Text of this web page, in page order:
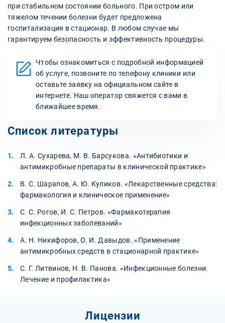
при стабильном состоянии больного. При остром или
тяжелом течении болезни будет предложена
госпитализация в стационар. В любом случае мы
гарантируем безопасность и эффективность процедуры.
Чтобы ознакомиться с подробной информацией
об услуге, позвоните по телефону клиники или
оставьте заявку на официальном сайте в
интернете. Наш оператор свяжется с вами в
ближайшее время.
Список литературы
Л. А. Сухарева, М. В. Барсукова. «Антибиотики и
антимикробные препараты в клинической практике»
В. С. Шарапов, А. Ю. Куликов. «Лекарственные средства:
фармакология и клиническое применение»
С. С. Рогов, И. С. Петров. «Фармакотерапия
инфекционных заболеваний»
А. Н. Никифоров, О. И. Давыдов. «Применение
антимикробных средств в стационарной практике»
С. Г. Литвинов, Н. В. Панова. «Инфекционные болезни.
Лечение и профилактика»
Лицензии